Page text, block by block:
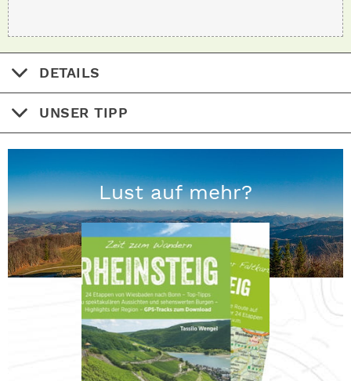
DETAILS
UNSER TIPP
Lust auf mehr?